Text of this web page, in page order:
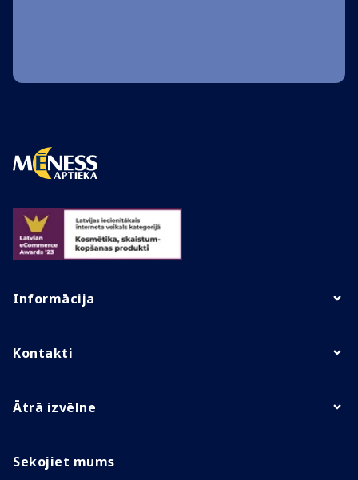
Informācija
Kontakti
Ātrā izvēlne
Sekojiet mums